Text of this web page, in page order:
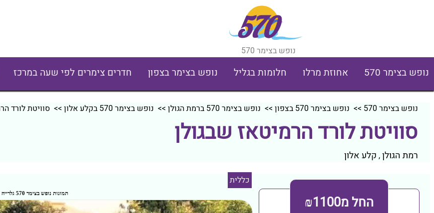
נופש בצימר 570
נופש בצימר 570 אחוזת מרלו חלומות בגליל נופש בצימר בצפון חדרים צימרים לפי שעה במרכז
נופש בצימר 570 >> נופש בצימר 570 בצפון >> נופש בצימר 570 ברמת הגולן >> נופש בצימר 570 בקלע אלון >> סוויטת לורד
סוויטת לורד הרמיטאז שבגולן
רמת הגולן, קלע אלון
החל מ₪1100
כללית